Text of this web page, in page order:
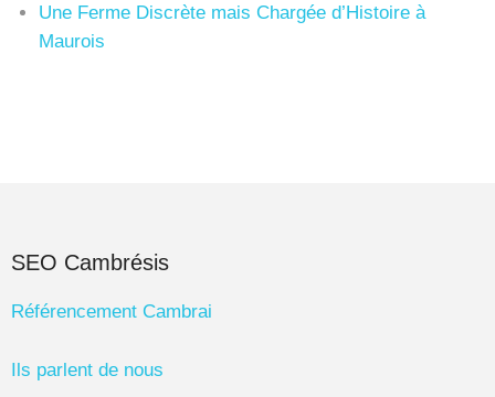
Une Ferme Discrète mais Chargée d’Histoire à
Maurois
SEO Cambrésis
Référencement Cambrai
Ils parlent de nous